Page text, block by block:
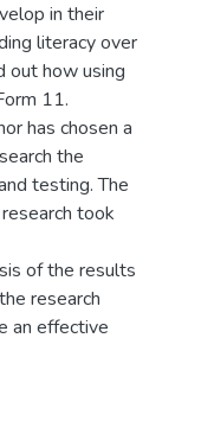
in their
literacy over
out how using
11.
has chosen a
the
testing. The
took
of the results
research
an effective